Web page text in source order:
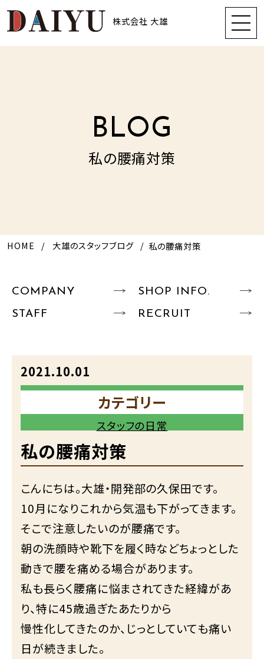
株式会社 大雄
BLOG
私の腰痛対策
HOME 大雄のスタッフブログ 私の腰痛対策
COMPANY
SHOP INFO.
STAFF
RECRUIT
2021.10.01
カテゴリー
スタッフの日常
私の腰痛対策
こんにちは。大雄・開発部の久保田です。
10月になりこれから気温も下がってきます。
そこで注意したいのが腰痛です。
朝の洗顔時や靴下を履く時などちょっとした
動きで腰を痛める場合があります。
私も長らく腰痛に悩まされてきた経緯があ
り、特に45歳過ぎたあたりから
慢性化してきたのか、じっとしていても痛い
日が続きました。